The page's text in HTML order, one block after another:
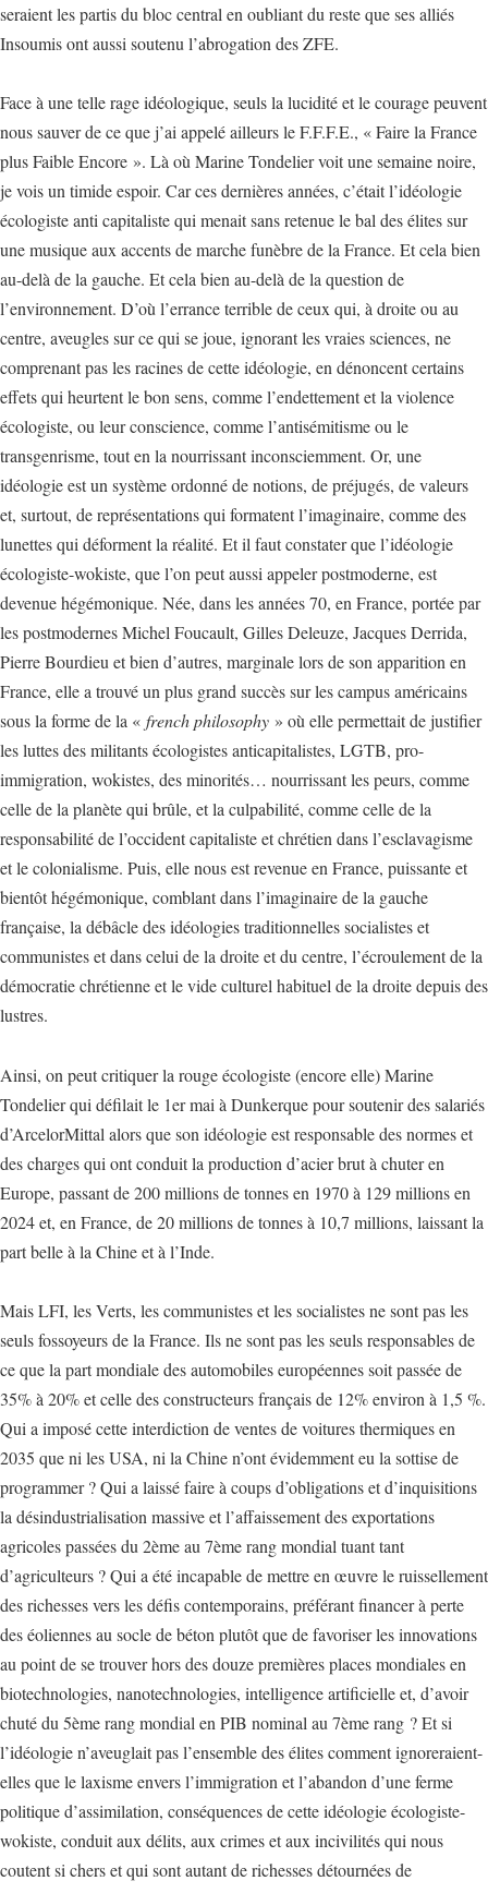
seraient les partis du bloc central en oubliant du reste que ses alliés
Insoumis ont aussi soutenu l’abrogation des ZFE.
Face à une telle rage idéologique, seuls la lucidité et le courage peuvent
nous sauver de ce que j’ai appelé ailleurs le F.F.F.E., « Faire la France
plus Faible Encore ». Là où Marine Tondelier voit une semaine noire,
je vois un timide espoir. Car ces dernières années, c’était l’idéologie
écologiste anti capitaliste qui menait sans retenue le bal des élites sur
une musique aux accents de marche funèbre de la France. Et cela bien
au-delà de la gauche. Et cela bien au-delà de la question de
l’environnement. D’où l’errance terrible de ceux qui, à droite ou au
centre, aveugles sur ce qui se joue, ignorant les vraies sciences, ne
comprenant pas les racines de cette idéologie, en dénoncent certains
effets qui heurtent le bon sens, comme l’endettement et la violence
écologiste, ou leur conscience, comme l’antisémitisme ou le
transgenrisme, tout en la nourrissant inconsciemment. Or, une
idéologie est un système ordonné de notions, de préjugés, de valeurs
et, surtout, de représentations qui formatent l’imaginaire, comme des
lunettes qui déforment la réalité. Et il faut constater que l’idéologie
écologiste-wokiste, que l’on peut aussi appeler postmoderne, est
devenue hégémonique. Née, dans les années 70, en France, portée par
les postmodernes Michel Foucault, Gilles Deleuze, Jacques Derrida,
Pierre Bourdieu et bien d’autres, marginale lors de son apparition en
France, elle a trouvé un plus grand succès sur les campus américains
sous la forme de la « french philosophy » où elle permettait de justifier
les luttes des militants écologistes anticapitalistes, LGTB, pro-
immigration, wokistes, des minorités… nourrissant les peurs, comme
celle de la planète qui brûle, et la culpabilité, comme celle de la
responsabilité de l’occident capitaliste et chrétien dans l’esclavagisme
et le colonialisme. Puis, elle nous est revenue en France, puissante et
bientôt hégémonique, comblant dans l’imaginaire de la gauche
française, la débâcle des idéologies traditionnelles socialistes et
communistes et dans celui de la droite et du centre, l’écroulement de la
démocratie chrétienne et le vide culturel habituel de la droite depuis des
lustres.
Ainsi, on peut critiquer la rouge écologiste (encore elle) Marine
Tondelier qui défilait le 1er mai à Dunkerque pour soutenir des salariés
d’ArcelorMittal alors que son idéologie est responsable des normes et
des charges qui ont conduit la production d’acier brut à chuter en
Europe, passant de 200 millions de tonnes en 1970 à 129 millions en
2024 et, en France, de 20 millions de tonnes à 10,7 millions, laissant la
part belle à la Chine et à l’Inde.
Mais LFI, les Verts, les communistes et les socialistes ne sont pas les
seuls fossoyeurs de la France. Ils ne sont pas les seuls responsables de
ce que la part mondiale des automobiles européennes soit passée de
35% à 20% et celle des constructeurs français de 12% environ à 1,5 %.
Qui a imposé cette interdiction de ventes de voitures thermiques en
2035 que ni les USA, ni la Chine n’ont évidemment eu la sottise de
programmer ? Qui a laissé faire à coups d’obligations et d’inquisitions
la désindustrialisation massive et l’affaissement des exportations
agricoles passées du 2ème au 7ème rang mondial tuant tant
d’agriculteurs ? Qui a été incapable de mettre en œuvre le ruissellement
des richesses vers les défis contemporains, préférant financer à perte
des éoliennes au socle de béton plutôt que de favoriser les innovations
au point de se trouver hors des douze premières places mondiales en
biotechnologies, nanotechnologies, intelligence artificielle et, d’avoir
chuté du 5ème rang mondial en PIB nominal au 7ème rang ? Et si
l’idéologie n’aveuglait pas l’ensemble des élites comment ignoreraient-
elles que le laxisme envers l’immigration et l’abandon d’une ferme
politique d’assimilation, conséquences de cette idéologie écologiste-
wokiste, conduit aux délits, aux crimes et aux incivilités qui nous
coutent si chers et qui sont autant de richesses détournées de